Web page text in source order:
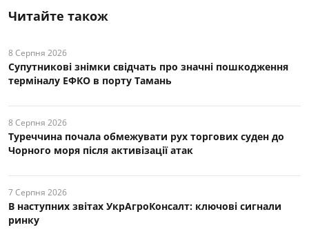
Читайте також
8 Серпня 2026
Супутникові знімки свідчать про значні пошкодження
терміналу ЕФКО в порту Тамань
8 Серпня 2026
Туреччина почала обмежувати рух торгових суден до
Чорного моря після активізації атак
7 Серпня 2026
В наступних звітах УкрАгроКонсалт: ключові cигнали
ринку